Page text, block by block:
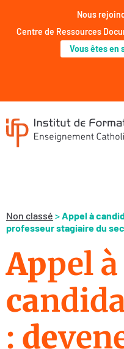
Nous
Centre de Ressources
Vous êtes en
Non classé > Appel à
professeur stagiaire du
Appel à
ca
: de